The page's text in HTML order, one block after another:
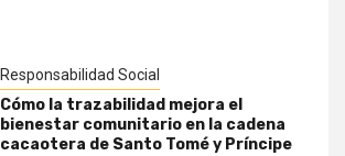
Responsabilidad Social
Cómo la trazabilidad mejora el
bienestar comunitario en la cadena
cacaotera de Santo Tomé y Príncipe